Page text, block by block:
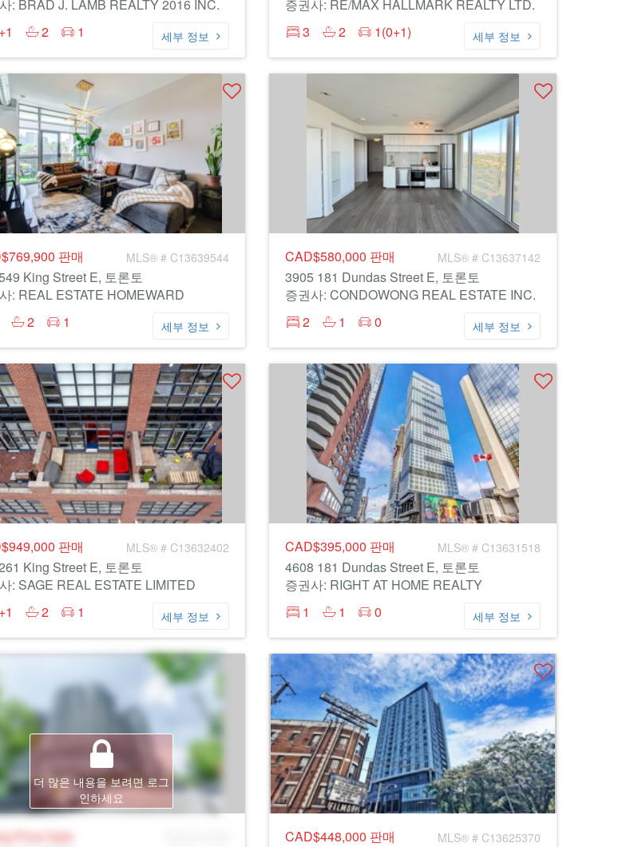
: BRAD J. LAMB REALTY 2016 INC.
2 1 세부 정보
증권사: RE/MAX HALLMARK REALTY LTD.
3
2 1(0+1) 세부 정보
판매 MLS® # C13639544
King Street E, 토론토
: REAL ESTATE HOMEWARD
2 1 세부 정보
CAD$580,000 판매 MLS® # C13637142
3905 181 Dundas Street E, 토론토
증권사: CONDOWONG REAL ESTATE INC.
2
1 0 세부 정보
판매 MLS® # C13632402
King Street E, 토론토
: SAGE REAL ESTATE LIMITED
2 1 세부 정보
CAD$395,000 판매 MLS® # C13631518
4608 181 Dundas Street E, 토론토
증권사: RIGHT AT HOME REALTY
1
1 0 세부 정보
더 많은 내용을 보려면 로그
인하세요
Price Sale CAD$448,000 판매 MLS® # C13625370